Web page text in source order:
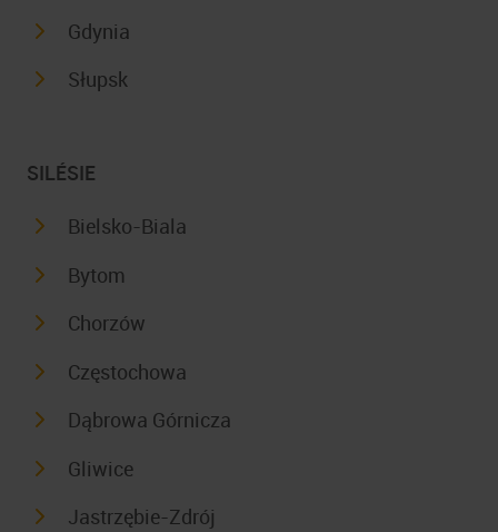
Gdynia
Słupsk
SILÉSIE
Bielsko-Biala
Bytom
Chorzów
Częstochowa
Dąbrowa Górnicza
Gliwice
Jastrzębie-Zdrój